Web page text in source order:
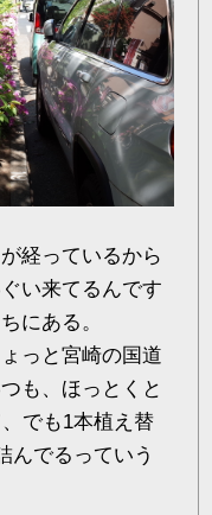
経っているから
い来てるんです
にある。
っと宮崎の国道
も、ほっとくと
でも1本植え替
んでるっていう